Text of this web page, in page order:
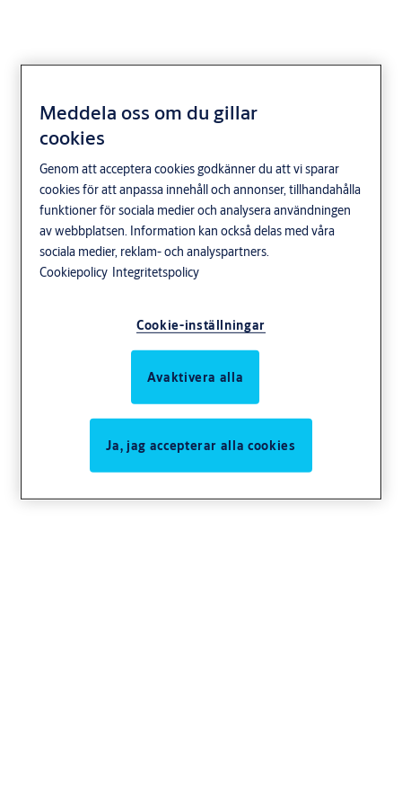
Beröringsfria nycklar
I framtiden finns det inga mekaniska nycklar. Våra lösningar är en
bit på vägen mot fastigheter utan nyckelhanteringsproblem.
Meddela oss om du gillar
cookies
Genom att acceptera cookies godkänner du att vi sparar
cookies för att anpassa innehåll och annonser, tillhandahålla
funktioner för sociala medier och analysera användningen
av webbplatsen. Information kan också delas med våra
sociala medier, reklam- och analyspartners.
Cookiepolicy Integritetspolicy
Cookie-inställningar
Avaktivera alla
Ja, jag accepterar alla cookies